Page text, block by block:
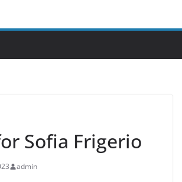
Sofia Frigerio
admin